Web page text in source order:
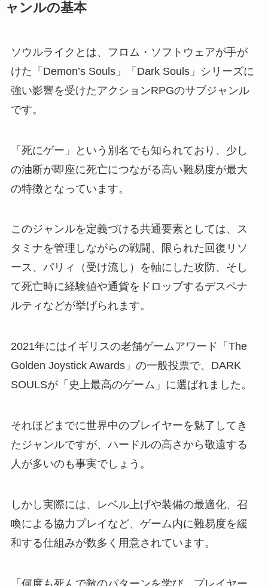
ャンルの基本
ソウルライクとは、フロム・ソフトウェアが手が
けた「Demon’s Souls」「Dark Souls」シリーズに
強い影響を受けたアクションRPGのサブジャンル
です。
「死にゲー」という別名でも知られており、少し
の油断が即座に死亡につながる高い難易度が最大
の特徴となっています。
このジャンルを定義づける共通要素としては、ス
タミナを管理しながらの戦闘、限られた回復リソ
ース、パリィ（受け流し）を軸にした攻防、そし
て死亡時に経験値や通貨をドロップするデスペナ
ルティなどが挙げられます。
2021年にはイギリスの老舗ゲームアワード「The
Golden Joystick Awards」の一般投票で、DARK
SOULSが「史上最高のゲーム」に選ばれました。
それほどまでに世界中のプレイヤーを魅了してき
たジャンルですが、ハードルの高さから敬遠する
人が多いのも事実でしょう。
しかし実際には、レベル上げや装備の最適化、召
喚による協力プレイなど、ゲーム内に難易度を緩
和する仕組みが数多く用意されています。
「何度も死んで敵のパターンを学び、プレイヤー